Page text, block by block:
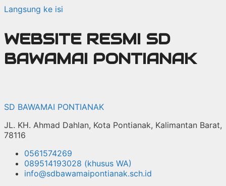
Langsung ke isi
WEBSITE RESMI SD
BAWAMAI PONTIANAK
SD BAWAMAI PONTIANAK
JL. KH. Ahmad Dahlan, Kota Pontianak, Kalimantan Barat,
78116
0561574269
089514193028 (khusus WA)
info@sdbawamaipontianak.sch.id